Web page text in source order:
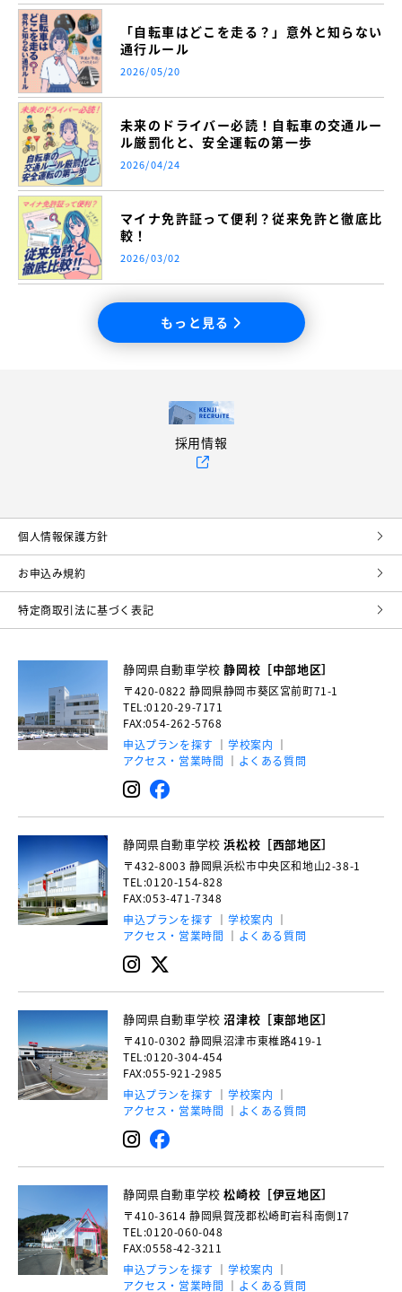
「自転車はどこを走る？」意外と知らない
通行ルール
2026/05/20
未来のドライバー必読！自転車の交通ルー
ル厳罰化と、安全運転の第一歩
2026/04/24
マイナ免許証って便利？従来免許と徹底比
較！
2026/03/02
もっと見る
採用情報
個⼈情報保護⽅針
お申込み規約
特定商取引法に基づく表記
静岡県自動車学校静岡校［中部地区］
〒420-0822 静岡県静岡市葵区宮前町71-1
TEL:0120-29-7171
FAX:054-262-5768
申込プランを探す
学校案内
アクセス・営業時間
よくある質問
静岡県自動車学校浜松校［西部地区］
〒432-8003 静岡県浜松市中央区和地山2-38-1
TEL:0120-154-828
FAX:053-471-7348
申込プランを探す
学校案内
アクセス・営業時間
よくある質問
静岡県自動車学校沼津校［東部地区］
〒410-0302 静岡県沼津市東椎路419-1
TEL:0120-304-454
FAX:055-921-2985
申込プランを探す
学校案内
アクセス・営業時間
よくある質問
静岡県自動車学校松崎校［伊豆地区］
〒410-3614 静岡県賀茂郡松崎町岩科南側17
TEL:0120-060-048
FAX:0558-42-3211
申込プランを探す
学校案内
アクセス・営業時間
よくある質問